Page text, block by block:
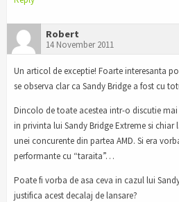
Robert
14 November 2011
Un articol de exceptie! Foarte interesanta
se observa clar ca Sandy Bridge a fost cu
Dincolo de toate acestea intr-o discutie
in privinta lui Sandy Bridge Extreme si
unei concurente din partea AMD. Si era
performante cu “taraita”…
Poate fi vorba de asa ceva in cazul lui
justifica acest decalaj de lansare?